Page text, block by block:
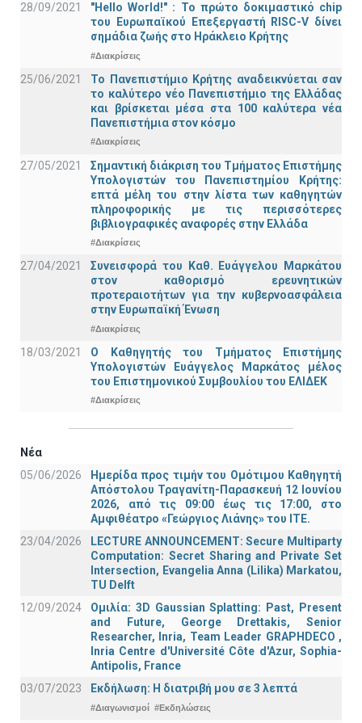
28/09/2021
"Hello World!" : Το πρώτο δοκιμαστικό chip
του Ευρωπαϊκού Επεξεργαστή RISC-V δίνει
σημάδια ζωής στο Ηράκλειο Κρήτης
#Διακρίσεις
25/06/2021
Το Πανεπιστήμιο Κρήτης αναδεικνύεται σαν
το καλύτερο νέο Πανεπιστήμιο της Ελλάδας
και βρίσκεται μέσα στα 100 καλύτερα νέα
Πανεπιστήμια στον κόσμο
#Διακρίσεις
27/05/2021
Σημαντική διάκριση του Τμήματος Επιστήμης
Υπολογιστών του Πανεπιστημίου Κρήτης:
επτά μέλη του στην λίστα των καθηγητών
πληροφορικής με τις περισσότερες
βιβλιογραφικές αναφορές στην Ελλάδα
#Διακρίσεις
27/04/2021
Συνεισφορά του Καθ. Ευάγγελου Μαρκάτου
στον καθορισμό ερευνητικών
προτεραιοτήτων για την κυβερνοασφάλεια
στην Ευρωπαϊκή Ένωση
#Διακρίσεις
18/03/2021
Ο Καθηγητής του Τμήματος Επιστήμης
Υπολογιστών Ευάγγελος Μαρκάτος μέλος
του Επιστημονικού Συμβουλίου του ΕΛΙΔΕΚ
#Διακρίσεις
Νέα
05/06/2026
Ημερίδα προς τιμήν του Ομότιμου Καθηγητή
Απόστολου Τραγανίτη-Παρασκευή 12 Ιουνίου
2026, από τις 09:00 έως τις 17:00, στο
Αμφιθέατρο «Γεώργιος Λιάνης» του ΙΤΕ.
23/04/2026
LECTURE ANNOUNCEMENT: Secure Multiparty
Computation: Secret Sharing and Private Set
Intersection, Evangelia Anna (Lilika) Markatou,
TU Delft
12/09/2024
Ομιλία: 3D Gaussian Splatting: Past, Present
and Future, George Drettakis, Senior
Researcher, Inria, Team Leader GRAPHDECO ,
Inria Centre d'Université Côte d'Azur, Sophia-
Antipolis, France
03/07/2023
Εκδήλωση: Η διατριβή μου σε 3 λεπτά
#Διαγωνισμοί #Εκδηλώσεις